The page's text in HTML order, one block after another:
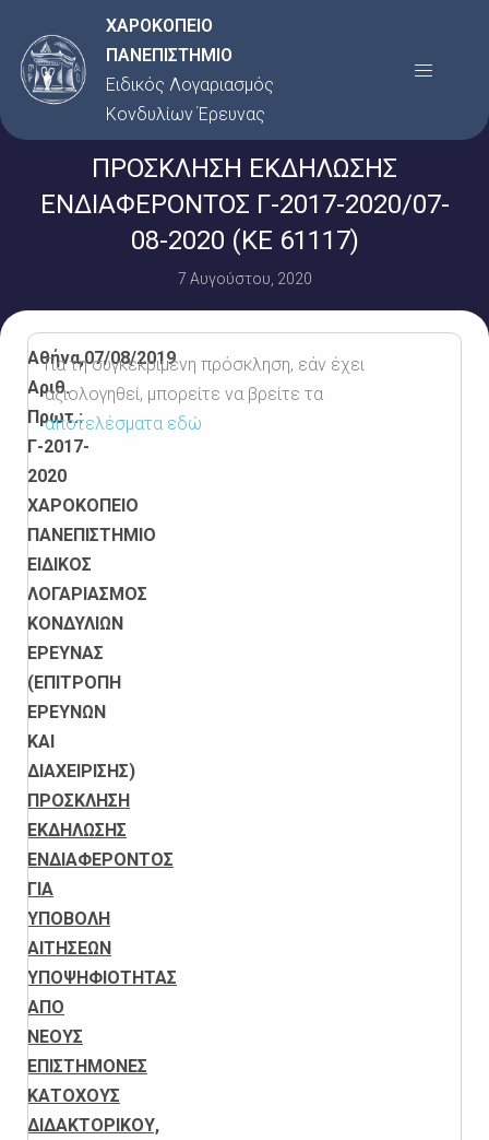
στο
περιεχόμενο
ΧΑΡΟΚΟΠΕΙΟ
ΠΑΝΕΠΙΣΤΗΜΙΟ
Ειδικός Λογαριασμός
Κονδυλίων Έρευνας
Menu
ΠΡΟΣΚΛΗΣΗ ΕΚΔΗΛΩΣΗΣ
ΕΝΔΙΑΦΕΡΟΝΤΟΣ Γ-2017-2020/07-
08-2020 (ΚΕ 61117)
7 Αυγούστου, 2020
Αθήνα,07/08/2019
Αριθ.
Πρωτ.:
Γ-2017-
2020
ΧΑΡΟΚΟΠΕΙΟ
ΠΑΝΕΠΙΣΤΗΜΙΟ
ΕΙΔΙΚΟΣ
ΛΟΓΑΡΙΑΣΜΟΣ
ΚΟΝΔΥΛΙΩΝ
ΕΡΕΥΝΑΣ
(ΕΠΙΤΡΟΠΗ
ΕΡΕΥΝΩΝ
ΚΑΙ
ΔΙΑΧΕΙΡΙΣΗΣ)
ΠΡΟΣΚΛΗΣΗ
ΕΚΔΗΛΩΣΗΣ
ΕΝΔΙΑΦΕΡΟΝΤΟΣ
ΓΙΑ
ΥΠΟΒΟΛΗ
ΑΙΤΗΣΕΩΝ
ΥΠΟΨΗΦΙΟΤΗΤΑΣ
ΑΠΟ
ΝΕΟΥΣ
ΕΠΙΣΤΗΜΟΝΕΣ
ΚΑΤΟΧΟΥΣ
ΔΙΔΑΚΤΟΡΙΚΟΥ,
Για τη συγκεκριμένη πρόσκληση, εάν έχει
αξιολογηθεί, μπορείτε να βρείτε τα
αποτελέσματα εδώ